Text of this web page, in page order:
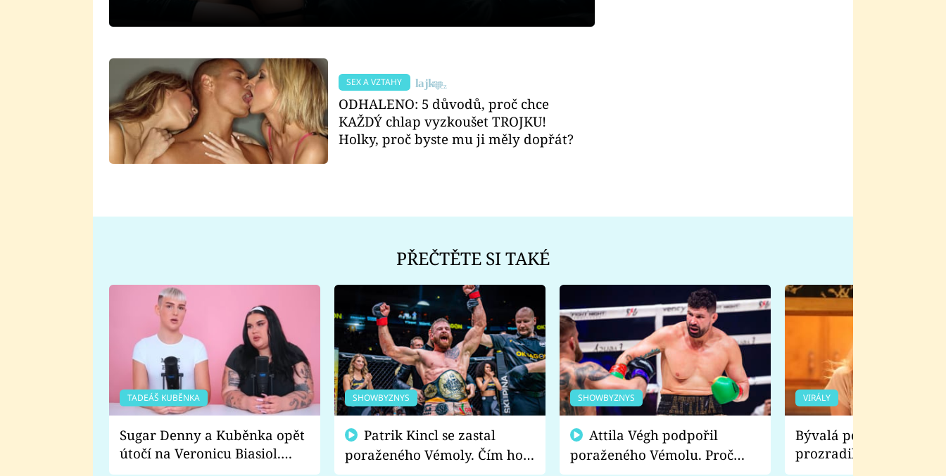
SEX A VZTAHY
ODHALENO: 5 důvodů, proč chce
KAŽDÝ chlap vyzkoušet TROJKU!
Holky, proč byste mu ji měly dopřát?
PŘEČTĚTE SI TAKÉ
TADEÁŠ KUBĚNKA
Sugar Denny a Kuběnka opět
útočí na Veronicu Biasiol.
Proč je podle nich falešná a
SHOWBYZNYS
poraženého Vémoly. Čím ho
SHOWBYZNYS
poraženého Vémolu. Proč
VIRÁLY
Bývalá pornoherečka
prozradila, co ji
natáčení Euforie.